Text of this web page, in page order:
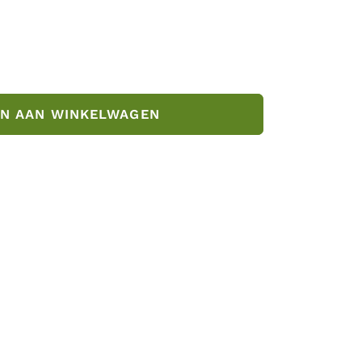
AAN WINKELWAGEN